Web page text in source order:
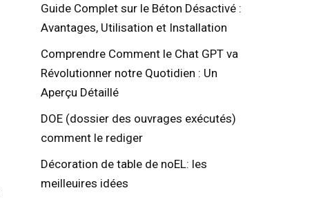
Guide Complet sur le Béton Désactivé :
Avantages, Utilisation et Installation
Comprendre Comment le Chat GPT va
Révolutionner notre Quotidien : Un
Aperçu Détaillé
DOE (dossier des ouvrages exécutés)
comment le rediger
Décoration de table de noEL: les
meilleuires idées